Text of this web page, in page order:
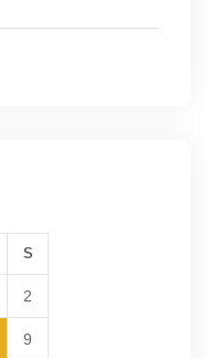
S
2
9